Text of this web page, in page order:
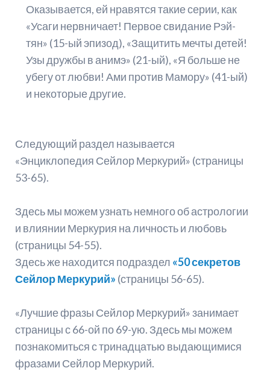
Оказывается, ей нравятся такие серии, как
«Усаги нервничает! Первое свидание Рэй-
тян» (15-ый эпизод), «Защитить мечты детей!
Узы дружбы в анимэ» (21-ый), «Я больше не
убегу от любви! Ами против Мамору» (41-ый)
и некоторые другие.
Следующий раздел называется
«Энциклопедия Сейлор Меркурий» (страницы
53-65).
Здесь мы можем узнать немного об астрологии
и влиянии Меркурия на личность и любовь
(страницы 54-55).
Здесь же находится подраздел «50 секретов
Сейлор Меркурий» (страницы 56-65).
«Лучшие фразы Сейлор Меркурий» занимает
страницы с 66-ой по 69-ую. Здесь мы можем
познакомиться с тринадцатью выдающимися
фразами Сейлор Меркурий.